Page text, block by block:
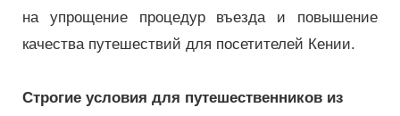
на упрощение процедур въезда и повышение
качества путешествий для посетителей Кении.
Строгие условия для путешественников из